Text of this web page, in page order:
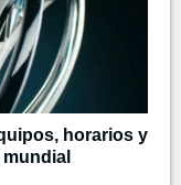
horarios y